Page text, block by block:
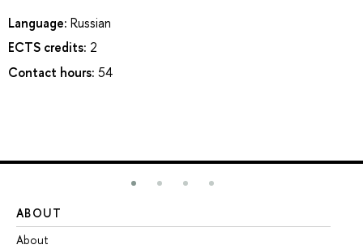
Language: Russian
ECTS credits: 2
Contact hours: 54
ABOUT
About